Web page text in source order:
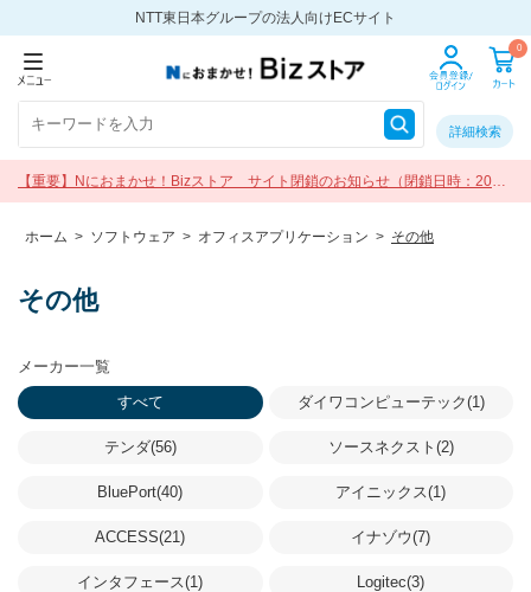
NTT東日本グループの法人向けECサイト
0
詳細検索
【重要】Nにおまかせ！Bizストア サイト閉鎖のお知らせ（閉鎖日時：2026
年9月30日 17:00）
ホーム > ソフトウェア > オフィスアプリケーション > その他
その他
メーカー一覧
すべて
ダイワコンピューテック(1)
テンダ(56) ソースネクスト(2)
BluePort(40) アイニックス(1)
ACCESS(21) イナゾウ(7)
インタフェース(1) Logitec(3)